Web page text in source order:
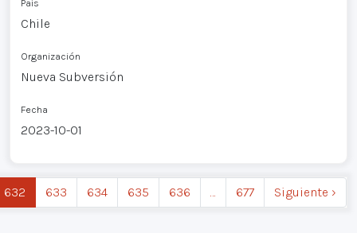
País
Chile
Organización
Nueva Subversión
Fecha
2023-10-01
632 633 634 635 636 677 Siguiente ›